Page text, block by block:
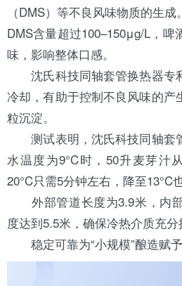
（DMS）等不良风味物质的生
DMS含量超过100–150μg/L，
味，影响整体口感。
沈氏科技同轴套管换热器专
冷却，有助于控制不良风味的产
粒沉淀。
测试表明，沈氏科技同轴套
水温度为9°C时，50升麦芽汁
20°C只需5分钟左右，降至13°C
外部管道长度为3.9米，内
度达到5.5米，确保冷热介质充分
稳定可靠为“小规模”酿造赋予